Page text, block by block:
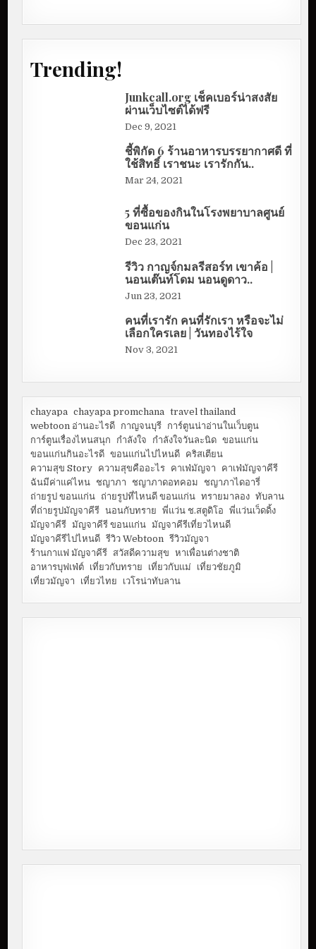
Trending!
Junkcall.org เช็คเบอร์น่าสงสัย
ผ่านเว็บไซต์ได้ฟรี
Dec 9, 2021
ชี้พิกัด 6 ร้านอาหารบรรยากาศดี ที่
ใช้สิทธิ์ เราชนะ เรารักกัน..
Mar 24, 2021
5 ที่ซื้อของกินในโรงพยาบาลศูนย์
ขอนแก่น
Dec 23, 2021
รีวิว กาญจ์กมลรีสอร์ท เขาค้อ |
นอนเต๊นท์โดม นอนดูดาว..
Jun 23, 2021
คนที่เรารัก คนที่รักเรา หรือจะไม่
เลือกใครเลย | วันทองไร้ใจ
Nov 3, 2021
chayapa chayapa promchana
travel thailand
webtoon อ่านอะไรดี กาญจนบุรี การ์ตูนน่าอ่านในเว็บตูน
การ์ตูนเรื่องไหนสนุก
กำลังใจ กำลังใจวันละนิด ขอนแก่น
ขอนแก่นกินอะไรดี ขอนแก่นไปไหนดี คริสเตียน
ความสุข Story ความสุขคืออะไร คาเฟ่มัญจา
คาเฟ่มัญจาคีรี
ฉันมีค่าแค่ไหน ชญาภา ชญาภาดอทคอม
ชญาภาไดอารี่
ถ่ายรูป ขอนแก่น ถ่ายรูปที่ไหนดี ขอนแก่น ทรายมาลอง ทับลาน
ที่ถ่ายรูปมัญจาคีรี นอนกับทราย พี่แว่น ช.สตูดิโอ
พี่แว่นเว็ดดิ้ง
มัญจาคีรี มัญจาคีรี ขอนแก่น มัญจาคีรีเที่ยวไหนดี
มัญจาคีรีไปไหนดี รีวิว Webtoon
รีวิวมัญจา
ร้านกาแฟ มัญจาคีรี สวัสดีความสุข
หาเพื่อนต่างชาติ
อาหารบุฟเฟ่ต์ เที่ยวกับทราย เที่ยวกับแม่
เที่ยวชัยภูมิ
เที่ยวมัญจา
เที่ยวไทย เวโรน่าทับลาน